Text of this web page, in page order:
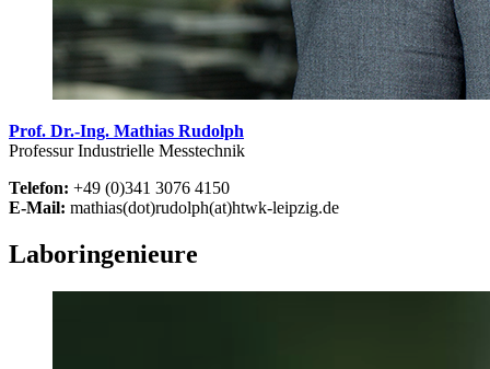
Prof. Dr.-Ing. Mathias Rudolph
Professur Industrielle Messtechnik
Telefon: +49 (0)341 3076 4150
E-Mail: mathias(dot)rudolph(at)htwk-leipzig.de
Laboringenieure